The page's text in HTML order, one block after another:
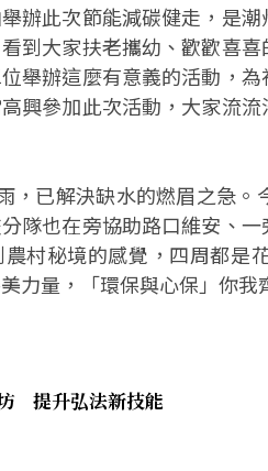
辦此次節能減碳健走，是
到大家扶老攜幼、歡歡喜
舉辦這麼有意義的活動，
興參加此次活動，大家流
，已解決缺水的燃眉之急
隊也在旁協助路口維安、
村秘境的感覺，四周都是
力量，「環保與心保」你我
提升弘法新技能